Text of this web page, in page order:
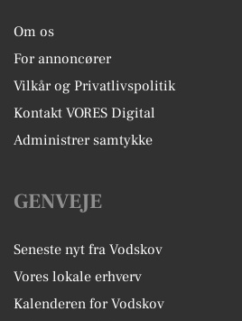
Om os
For annoncører
Vilkår og Privatlivspolitik
Kontakt VORES Digital
Administrer samtykke
GENVEJE
Seneste nyt fra Vodskov
Vores lokale erhverv
Kalenderen for Vodskov